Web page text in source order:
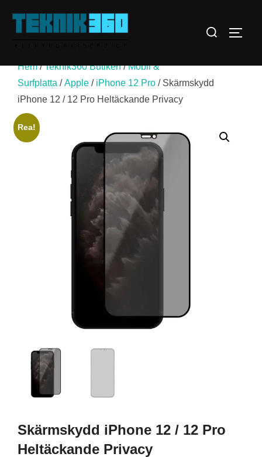
Sök
Hem/Teknik360 Butiken/Mobil &
Surfplatta /Apple / iPhone 12 Pro / Skärmskydd
iPhone 12 / 12 Pro Heltäckande Privacy
Rea!
Skärmskydd iPhone 12 / 12 Pro
Heltäckande Privacy